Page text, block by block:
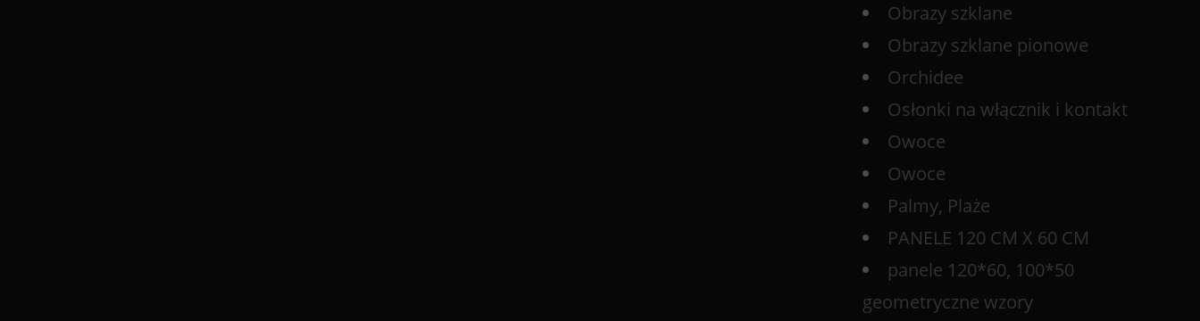
Obrazy szklane
Obrazy szklane pionowe
Orchidee
Osłonki na włącznik i kontakt
Owoce
Owoce
Palmy, Plaże
PANELE 120 CM X 60 CM
panele 120*60, 100*50
geometryczne wzory